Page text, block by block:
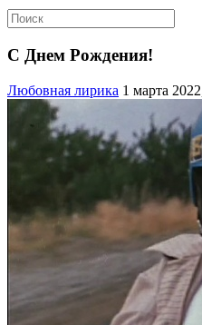
С Днем Рождения!
Любовная лирика 1 марта